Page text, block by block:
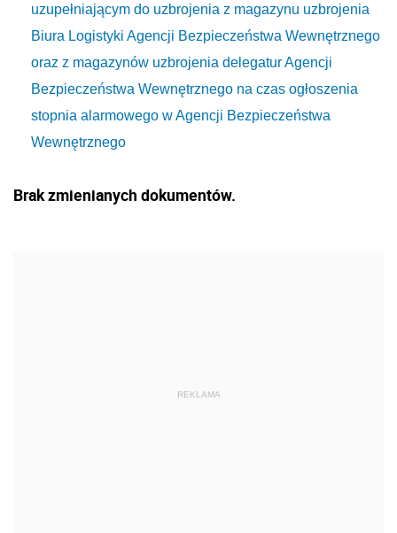
uzupełniającym do uzbrojenia z magazynu uzbrojenia
Biura Logistyki Agencji Bezpieczeństwa Wewnętrznego
oraz z magazynów uzbrojenia delegatur Agencji
Bezpieczeństwa Wewnętrznego na czas ogłoszenia
stopnia alarmowego w Agencji Bezpieczeństwa
Wewnętrznego
Brak zmienianych dokumentów.